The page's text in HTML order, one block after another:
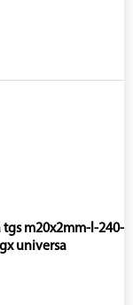
tgs m20x2mm-l-240-
universa